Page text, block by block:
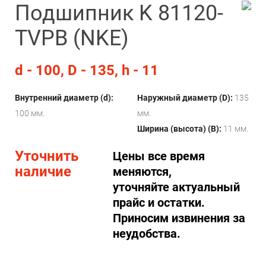
Подшипник K 81120-
TVPB (NKE)
d - 100, D - 135, h - 11
Внутренний диаметр (d):
100 мм.
Наружный диаметр (D): 135
мм.
Ширина (высота) (B): 11 мм.
Уточнить
наличие
Цены все время
меняются,
уточняйте актуальный
прайс и остатки.
Приносим извинения за
неудобства.